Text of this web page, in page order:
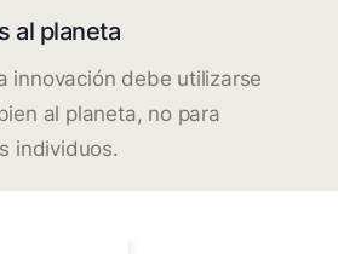
al planeta
innovación debe utilizarse
al planeta, no para
individuos.